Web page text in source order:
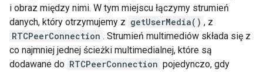
i obraz między nimi. W tym miejscu łączymy strumień
danych, który otrzymujemy z getUserMedia() , z
RTCPeerConnection . Strumień multimediów składa się z
co najmniej jednej ścieżki multimedialnej, które są
dodawane do RTCPeerConnection pojedynczo, gdy